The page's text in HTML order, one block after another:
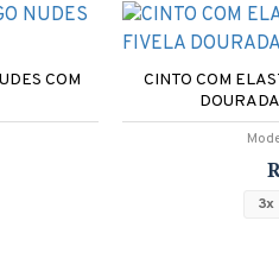
COM
CINTO COM
3x